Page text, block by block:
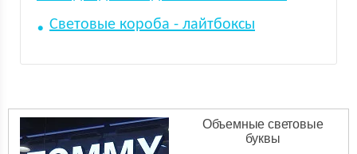
Световые короба - лайтбоксы
Объемные световые
буквы